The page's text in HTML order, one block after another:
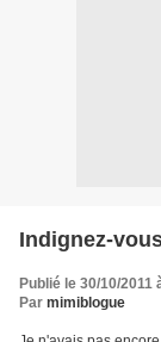
Indignez-
Publié le 30/10/2011
Par mimiblogue